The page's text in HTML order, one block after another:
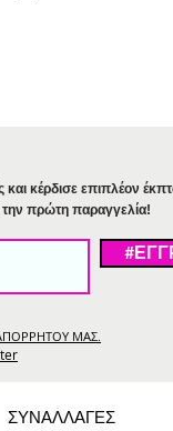
και κέρδισε επιπλέον
πρώτη παραγγελία!
ΜΑΣ.
ΣΥΝΑΛΛΑΓΕΣ